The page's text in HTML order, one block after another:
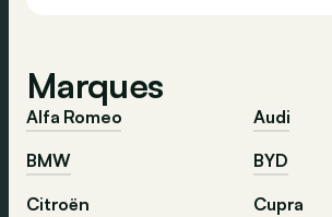
Marques
Alfa Romeo
Audi
BMW
BYD
Citroën
Cupra